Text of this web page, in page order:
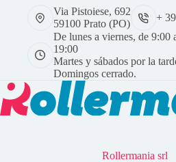
Via Pistoiese, 692
59100 Prato (PO)
+
De lunes a viernes, de 9:00
19:00
Martes y sábados por la
Domingos cerrado.
Rollermania srl